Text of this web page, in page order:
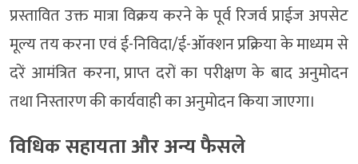
प्रस्तावित उक्त मात्रा विक्रय करने के पूर्व रिजर्व प्राईज अपसेट
मूल्य तय करना एवं ई-निविदा/ई-ऑक्शन प्रक्रिया के माध्यम से
दरें आमंत्रित करना, प्राप्त दरों का परीक्षण के बाद अनुमोदन
तथा निस्तारण की कार्यवाही का अनुमोदन किया जाएगा।
विधिक सहायता और अन्य फैसले